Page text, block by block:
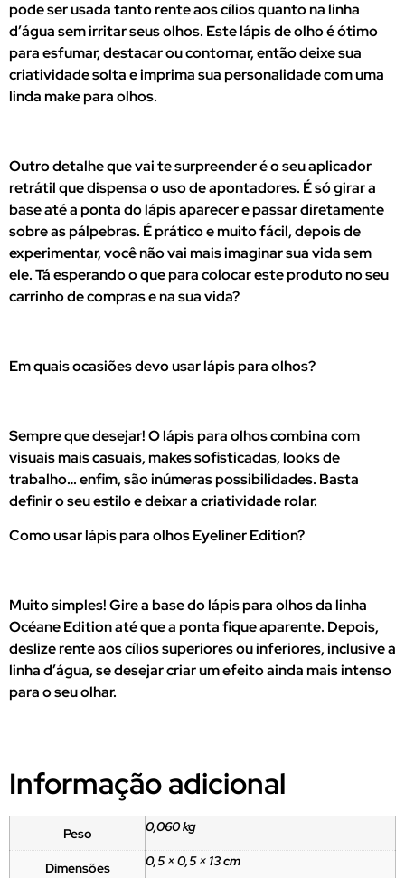
pode ser usada tanto rente aos cílios quanto na linha
d’água sem irritar seus olhos. Este lápis de olho é ótimo
para esfumar, destacar ou contornar, então deixe sua
criatividade solta e imprima sua personalidade com uma
linda make para olhos.
Outro detalhe que vai te surpreender é o seu aplicador
retrátil que dispensa o uso de apontadores. É só girar a
base até a ponta do lápis aparecer e passar diretamente
sobre as pálpebras. É prático e muito fácil, depois de
experimentar, você não vai mais imaginar sua vida sem
ele. Tá esperando o que para colocar este produto no seu
carrinho de compras e na sua vida?
Em quais ocasiões devo usar lápis para olhos?
Sempre que desejar! O lápis para olhos combina com
visuais mais casuais, makes sofisticadas, looks de
trabalho… enfim, são inúmeras possibilidades. Basta
definir o seu estilo e deixar a criatividade rolar.
Como usar lápis para olhos Eyeliner Edition?
Muito simples! Gire a base do lápis para olhos da linha
Océane Edition até que a ponta fique aparente. Depois,
deslize rente aos cílios superiores ou inferiores, inclusive a
linha d’água, se desejar criar um efeito ainda mais intenso
para o seu olhar.
Informação adicional
Peso 0,060 kg
Dimensões 0,5 × 0,5 × 13 cm